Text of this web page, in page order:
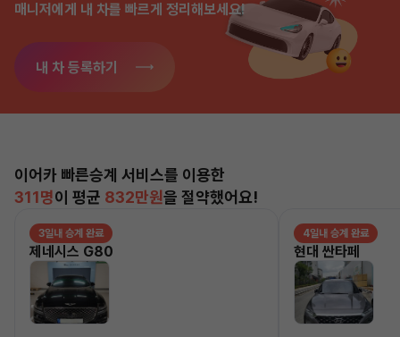
매니저에게 내 차를 빠르게 정리해보세요!
내 차 등록하기
이어카 빠른승계 서비스를 이용한
311명이 평균 832만원을 절약했어요!
3일내 승계 완료
제네시스 G80
4일내 승계 완료
현대 싼타페